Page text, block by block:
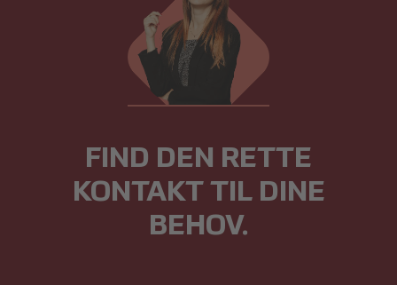
FIND DEN RETTE
KONTAKT TIL DINE
BEHOV.